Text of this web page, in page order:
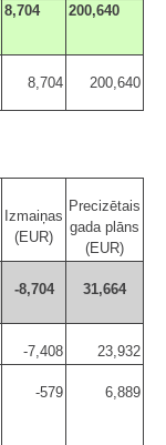
8,704 200,640
8,704 200,640
Izmaiņas
(EUR)
Precizētais
gada plāns
(EUR)
-8,704 31,664
-7,408
23,932
-579 6,889